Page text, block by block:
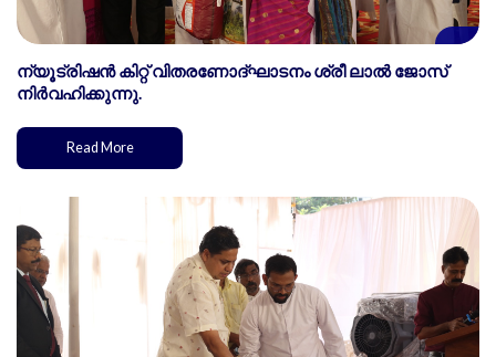
ന്യൂട്രിഷൻ കിറ്റ് വിതരണോദ്ഘാടനം ശ്രീ ലാൽ ജോസ്
നിർവഹിക്കുന്നു.
Read More